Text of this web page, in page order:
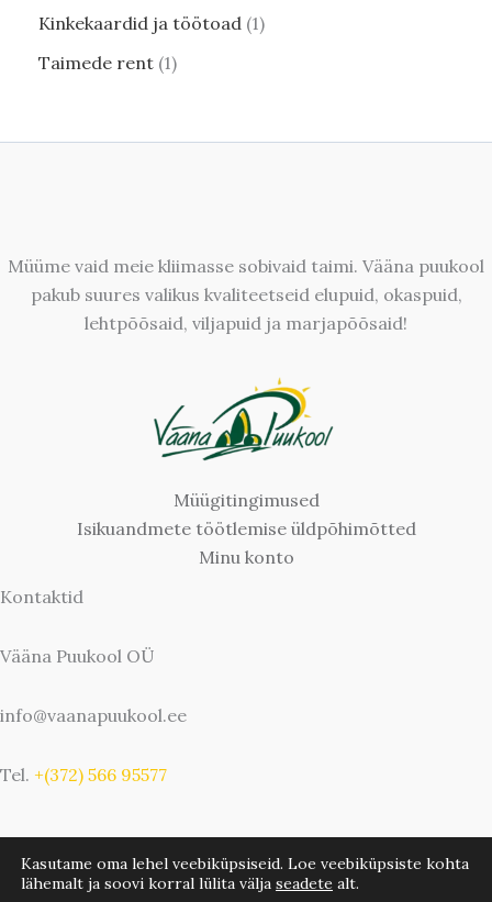
Kinkekaardid ja töötoad 1
Taimede rent 1
Müüme vaid meie kliimasse sobivaid taimi. Vääna puukool
pakub suures valikus kvaliteetseid elupuid, okaspuid,
lehtpõõsaid, viljapuid ja marjapõõsaid!
Müügitingimused
Isikuandmete töötlemise üldpõhimõtted
Minu konto
Kontaktid
Vääna Puukool OÜ
info@vaanapuukool.ee
Tel. +(372) 566 95577
Kasutame oma lehel veebiküpsiseid. Loe veebiküpsiste kohta
lähemalt ja soovi korral lülita välja seadete alt.